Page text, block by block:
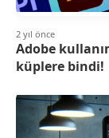
2 yıl önce
Adobe
küplere bindi!